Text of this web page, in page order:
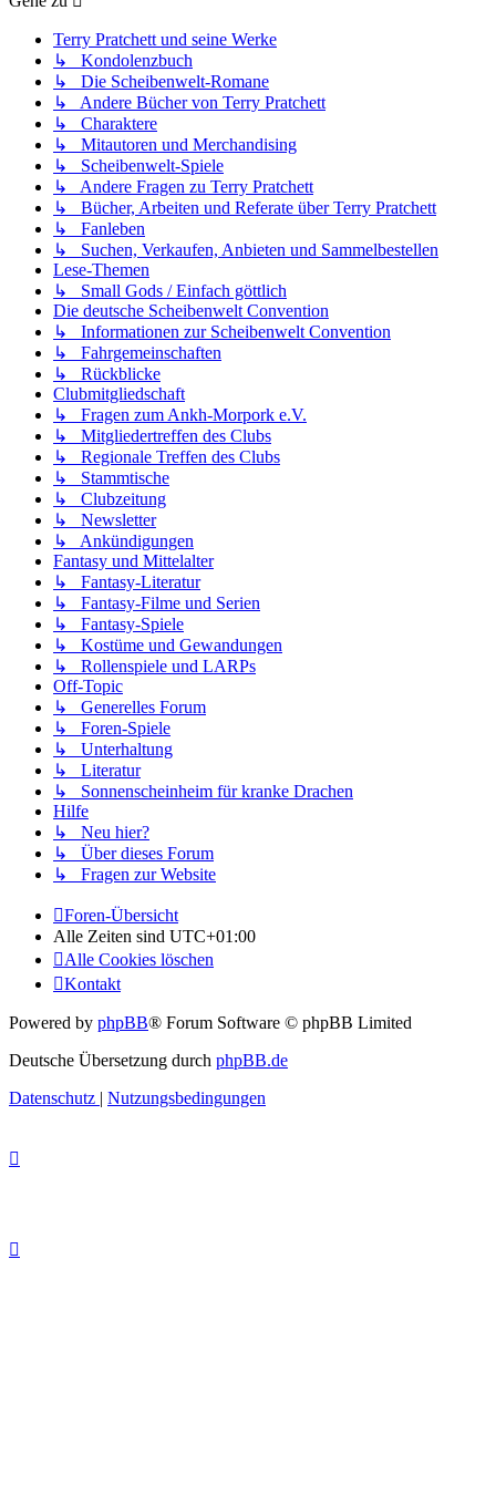
Terry Pratchett und seine Werke
↳ Kondolenzbuch
↳ Die Scheibenwelt-Romane
↳ Andere Bücher von Terry Pratchett
↳ Charaktere
↳ Mitautoren und Merchandising
↳ Scheibenwelt-Spiele
↳ Andere Fragen zu Terry Pratchett
↳ Bücher, Arbeiten und Referate über Terry Pratchett
↳ Fanleben
↳ Suchen, Verkaufen, Anbieten und Sammelbestellen
Lese-Themen
↳ Small Gods / Einfach göttlich
Die deutsche Scheibenwelt Convention
↳ Informationen zur Scheibenwelt Convention
↳ Fahrgemeinschaften
↳ Rückblicke
Clubmitgliedschaft
↳ Fragen zum Ankh-Morpork e.V.
↳ Mitgliedertreffen des Clubs
↳ Regionale Treffen des Clubs
↳ Stammtische
↳ Clubzeitung
↳ Newsletter
↳ Ankündigungen
Fantasy und Mittelalter
↳ Fantasy-Literatur
↳ Fantasy-Filme und Serien
↳ Fantasy-Spiele
↳ Kostüme und Gewandungen
↳ Rollenspiele und LARPs
Off-Topic
↳ Generelles Forum
↳ Foren-Spiele
↳ Unterhaltung
↳ Literatur
↳ Sonnenscheinheim für kranke Drachen
Hilfe
↳ Neu hier?
↳ Über dieses Forum
↳ Fragen zur Website
Foren-Übersicht
Alle Zeiten sind UTC+01:00
Alle Cookies löschen
Kontakt
Powered by phpBB® Forum Software © phpBB Limited
Deutsche Übersetzung durch phpBB.de
Datenschutz | Nutzungsbedingungen